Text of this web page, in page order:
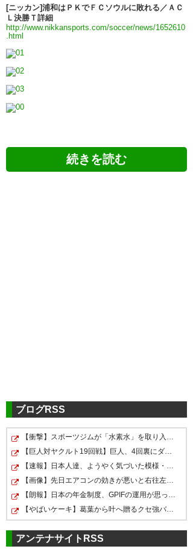
[ニッカン]浦和はＰＫでＦＣソウルに敗れる／ＡＣ
Ｌ決勝Ｔ詳細
http://www.nikkansports.com/soccer/news/1652610
.html
レッズ敗退 ACLらしい死闘。お
疲れさんでした
? マーダック (zystas21) 2016, 5
月 25
よく頑張った！ レッズの選手を
誇りに思
う！！！！！！！！！！！！！
！！！！！！！！！！！！！！
！！！
? ike (ikeike12)2016, 5月 25
レッズ残念…良い試合だったけ
どね、PKになってしまえばもう
仕方ないとこある。。西川決め
たかったね…
? Daniel (LiverBirdMilano)
2016, 5月 25
ブログRSS
【やばいケーキ】葛葉から叶へ贈るクセ強バースデーソン…
アンテナサイトRSS